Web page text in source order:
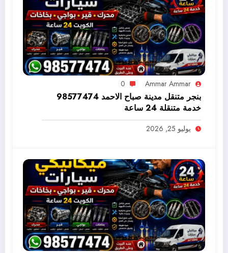
Ammar Ammar
0
بنجر متنقل مدينة صباح الاحمد 98577474
خدمة متنقلة 24 ساعة
يوليو 25, 2026